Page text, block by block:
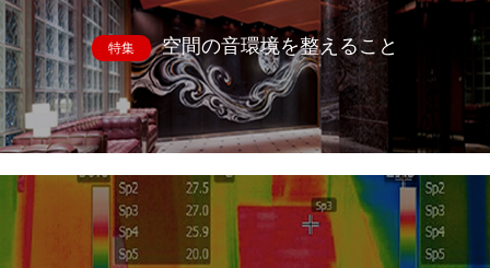
特集 空間の音環境を整えること